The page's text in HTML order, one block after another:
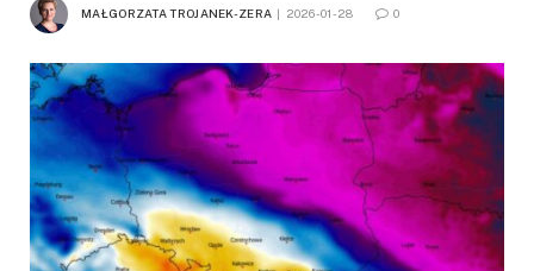
MAŁGORZATA TROJANEK-ZERA 2026-01-28 0